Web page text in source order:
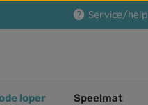
Service/help
loper Speelmat